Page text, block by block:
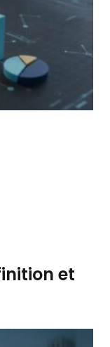
et